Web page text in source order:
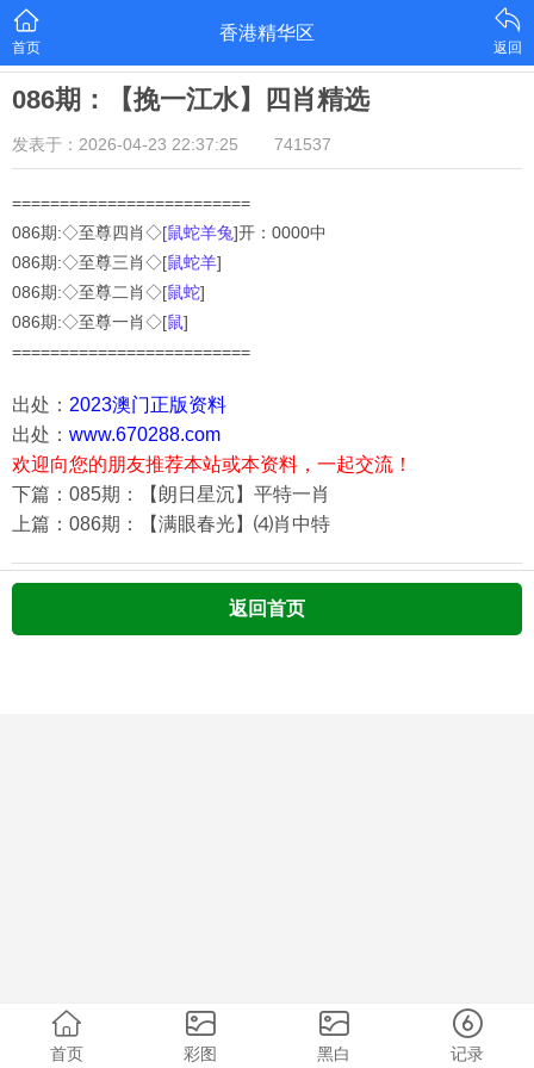
首页
香港精华区
返回
086期：【挽一江水】四肖精选
发表于：2026-04-23 22:37:25 741537
=========================
086期:◇至尊四肖◇[鼠蛇羊兔]开：0000中
086期:◇至尊三肖◇[鼠蛇羊]
086期:◇至尊二肖◇[鼠蛇]
086期:◇至尊一肖◇[鼠]
=========================
出处： 2023澳门正版资料
出处： www.670288.com
欢迎向您的朋友推荐本站或本资料，一起交流！
下篇：085期：【朗日星沉】平特一肖
上篇：086期：【满眼春光】⑷肖中特
返回首页
首页 彩图 黑白 记录